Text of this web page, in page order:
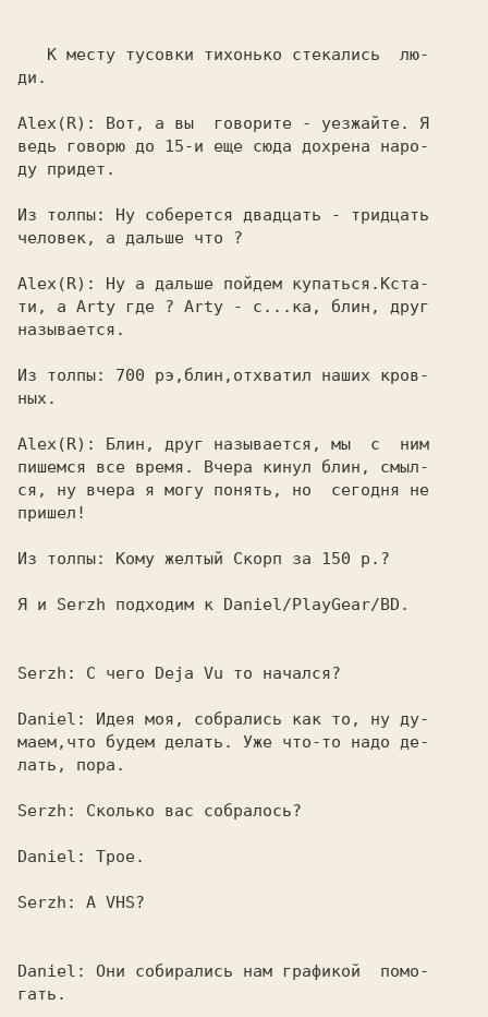
ди.
Alex(R): Вот, а вы  говорите - уезжайте. Я
ведь говорю до 15-и еще сюда дохрена наро-
ду придет.
Из толпы: Ну соберется двадцать - тридцать
человек, а дальше что ?
Alex(R): Ну а дальше пойдем купаться.Кста-
ти, а Arty где ? Arty - c...ка, блин, друг
называется.
Из толпы: 700 рэ,блин,отхватил наших кров-
ных.
Alex(R): Блин, друг называется, мы  с  ним
пишемся все время. Вчера кинул блин, смыл-
ся, ну вчера я могу понять, но  сегодня не
пришел!
Из толпы: Кому желтый Скорп за 150 р.?
Я и Serzh подходим к Daniel/PlayGear/BD.
Serzh: С чего Deja Vu то начался?
Daniel: Идея моя, собрались как то, ну ду-
маем,что будем делать. Уже что-то надо де-
лать, пора.
Serzh: Сколько вас собралось?
Daniel: Трое.
Serzh: А VHS?
Daniel: Они собирались нам графикой  помо-
гать.